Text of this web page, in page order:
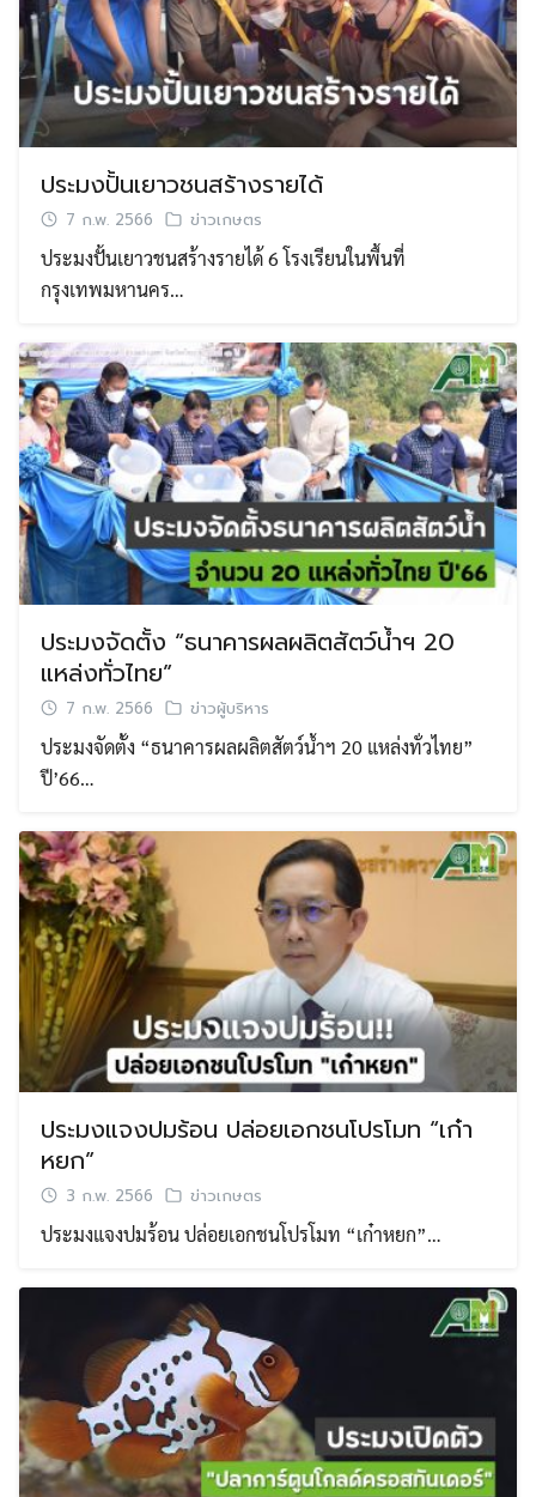
ประมงปั้นเยาวชนสร้างรายได้
7 ก.พ. 2566 ข่าวเกษตร
ประมงปั้นเยาวชนสร้างรายได้ 6 โรงเรียนในพื้นที่
กรุงเทพมหานคร…
ประมงจัดตั้ง “ธนาคารผลผลิตสัตว์น้ำฯ 20
แหล่งทั่วไทย”
7 ก.พ. 2566 ข่าวผู้บริหาร
ประมงจัดตั้ง “ธนาคารผลผลิตสัตว์น้ำฯ 20 แหล่งทั่วไทย”
ปี’66…
ประมงแจงปมร้อน ปล่อยเอกชนโปรโมท “เก๋า
หยก”
3 ก.พ. 2566 ข่าวเกษตร
ประมงแจงปมร้อน ปล่อยเอกชนโปรโมท “เก๋าหยก”…